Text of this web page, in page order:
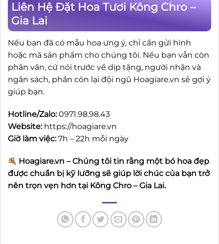
Liên Hệ Đặt Hoa Tươi Kông Chro –
Gia Lai
Nếu bạn đã có mẫu hoa ưng ý, chỉ cần gửi hình
hoặc mã sản phẩm cho chúng tôi. Nếu bạn vẫn còn
phân vân, cứ nói trước về dịp tặng, người nhận và
ngân sách, phần còn lại đội ngũ Hoagiare.vn sẽ gợi ý
giúp bạn.
Hotline/Zalo:0971.98.98.43
Website: https://hoagiare.vn
Giờ làm việc:7h – 22h mỗi ngày
Hoagiare.vn – Chúng tôi tin rằng một bó hoa đẹp
được chuẩn bị kỹ lưỡng sẽ giúp lời chúc của bạn trở
nên trọn vẹn hơn tại Kông Chro – Gia Lai.